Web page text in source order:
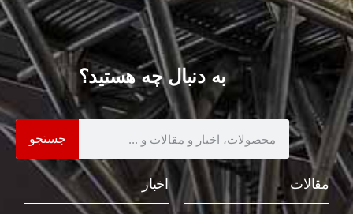
به دنبال چه هستید؟
جستجو
مقالات اخبار